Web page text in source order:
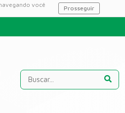
você
Prosseguir